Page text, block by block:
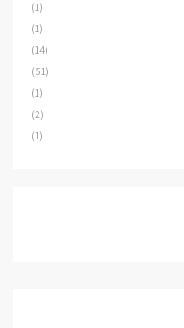
(1)
(1)
(14)
(51)
(1)
(2)
(1)